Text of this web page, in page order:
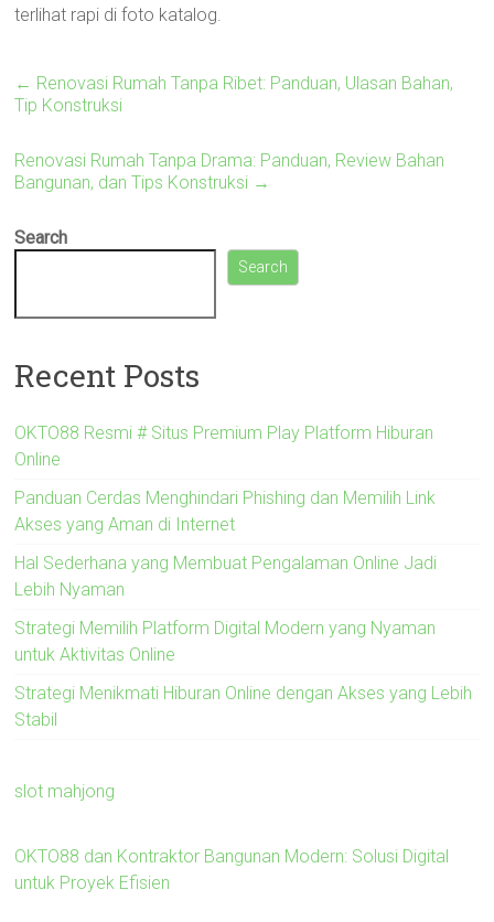
terlihat rapi di foto katalog.
← Renovasi Rumah Tanpa Ribet: Panduan, Ulasan Bahan,
Tip Konstruksi
Renovasi Rumah Tanpa Drama: Panduan, Review Bahan
Bangunan, dan Tips Konstruksi →
Search
Search
Recent Posts
OKTO88 Resmi # Situs Premium Play Platform Hiburan
Online
Panduan Cerdas Menghindari Phishing dan Memilih Link
Akses yang Aman di Internet
Hal Sederhana yang Membuat Pengalaman Online Jadi
Lebih Nyaman
Strategi Memilih Platform Digital Modern yang Nyaman
untuk Aktivitas Online
Strategi Menikmati Hiburan Online dengan Akses yang Lebih
Stabil
slot mahjong
OKTO88 dan Kontraktor Bangunan Modern: Solusi Digital
untuk Proyek Efisien